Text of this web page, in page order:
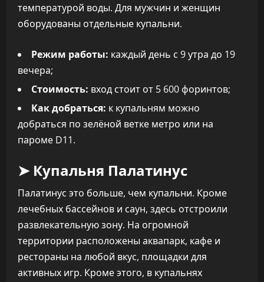
температурой воды. Для мужчин и женщин
оборудованы отдельные купальни.
Режим работы: каждый день с 9 утра до 19
вечера;
Стоимость: вход стоит от 5 600 форинтов;
Как добраться: к купальням можно
добраться по зелёной ветке метро или на
пароме D11.
➤ Купальня Палатинус
Палатинус это больше, чем купальни. Кроме
лечебных бассейнов и саун, здесь отстроили
развлекательную зону. На огромной
территории расположены аквапарк, кафе и
рестораны на любой вкус, площадки для
активных игр. Кроме этого, в купальнях